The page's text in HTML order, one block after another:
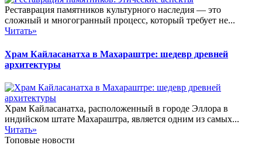
Реставрация памятников культурного наследия — это
сложный и многогранный процесс, который требует не...
Читать»
Храм Кайласанатха в Махараштре: шедевр древней
архитектуры
Храм Кайласанатха, расположенный в городе Эллора в
индийском штате Махараштра, является одним из самых...
Читать»
Топовые новости